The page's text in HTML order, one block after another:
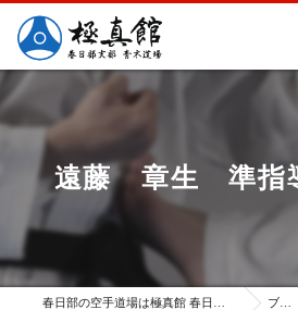
遠藤 章生 準指
ブログ